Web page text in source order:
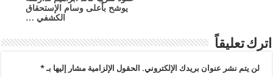
يوشح بأعلى وسام الإستحقاق
الكشفي …
اترك تعليقاً
لن يتم نشر عنوان بريدك الإلكتروني. الحقول الإلزامية مشار إليها بـ*